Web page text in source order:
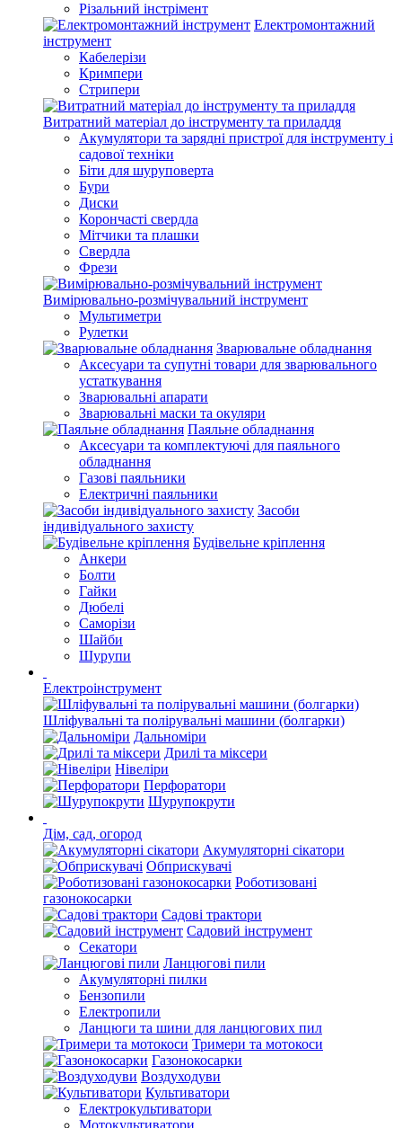
Різальний інстрімент
Електромонтажний
інструмент
Кабелерізи
Кримпери
Стрипери
Витратний матеріал до інструменту та приладдя
Акумулятори та зарядні пристрої для інструменту і
садової техніки
Біти для шуруповерта
Бури
Диски
Корончасті свердла
Мітчики та плашки
Свердла
Фрези
Вимірювально-розмічувальний інструмент
Мультиметри
Рулетки
Зварювальне обладнання
Аксесуари та супутні товари для зварювального
устаткування
Зварювальні апарати
Зварювальні маски та окуляри
Паяльне обладнання
Аксесуари та комплектуючі для паяльного
обладнання
Газові паяльники
Електричні паяльники
Засоби
індивідуального захисту
Будівельне кріплення
Анкери
Болти
Гайки
Дюбелі
Саморізи
Шайби
Шурупи
Електроінструмент
Шліфувальні та полірувальні машини (болгарки)
Дальноміри
Дрилі та міксери
Нівеліри
Перфоратори
Шурупокрути
Дім, сад, огород
Акумуляторні сікатори
Обприскувачі
Роботизовані
газонокосарки
Садові трактори
Садовий інструмент
Секатори
Ланцюгові пили
Акумуляторні пилки
Бензопили
Електропили
Ланцюги та шини для ланцюгових пил
Тримери та мотокоси
Газонокосарки
Воздуходуви
Культиватори
Електрокультиватори
Мотокультиватори